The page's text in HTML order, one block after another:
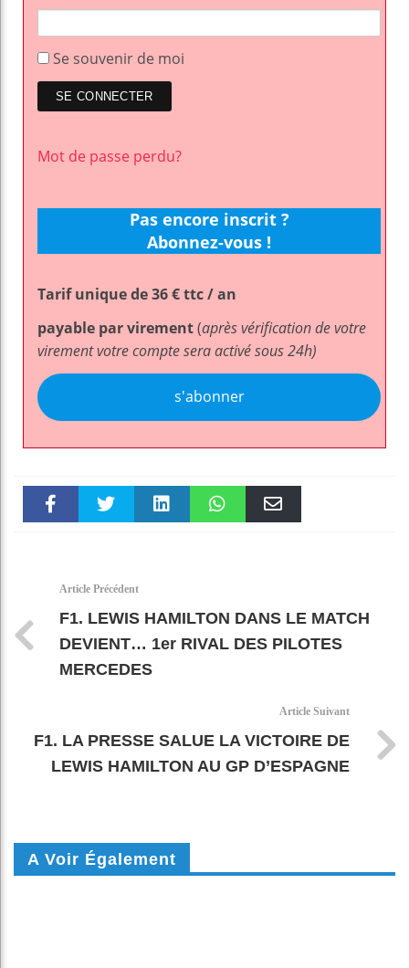
Se souvenir de moi
Mot de passe perdu?
Pas encore inscrit ?
Abonnez-vous !
Tarif unique de 36 € ttc / an
payable par virement(après vérification de votre
virement votre compte sera activé sous 24h)
s'abonner
Article Précédent
F1. LEWIS HAMILTON DANS LE MATCH
DEVIENT… 1er RIVAL DES PILOTES
MERCEDES
Article Suivant
F1. LA PRESSE SALUE LA VICTOIRE DE
LEWIS HAMILTON AU GP D’ESPAGNE
A Voir Également